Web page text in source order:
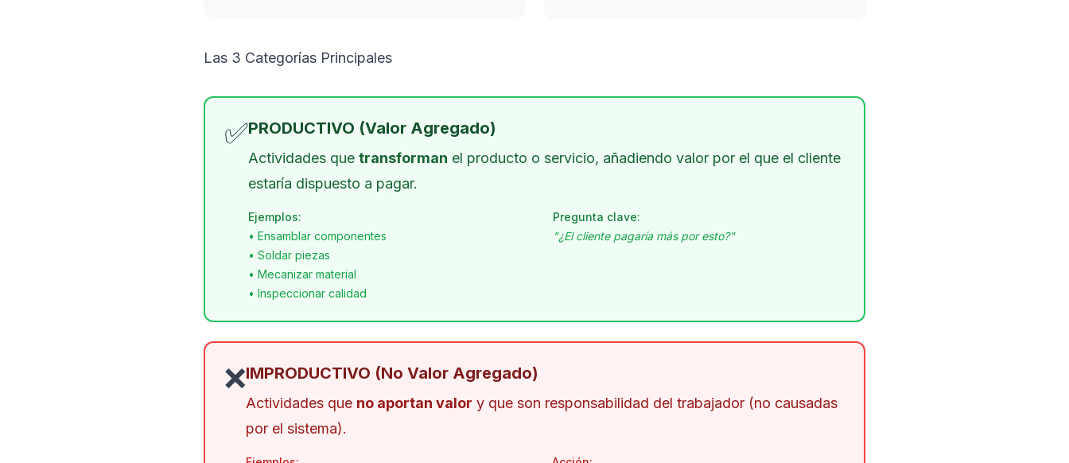
Las 3 Categorías Principales
✅PRODUCTIVO (Valor Agregado)
Actividades que transforman el producto o servicio, añadiendo valor por el que el cliente
estaría dispuesto a pagar.
Ejemplos:
• Ensamblar componentes
• Soldar piezas
• Mecanizar material
• Inspeccionar calidad
Pregunta clave:
"¿El cliente pagaría más por esto?"
❌IMPRODUCTIVO (No Valor Agregado)
Actividades que no aportan valor y que son responsabilidad del trabajador (no causadas
por el sistema).